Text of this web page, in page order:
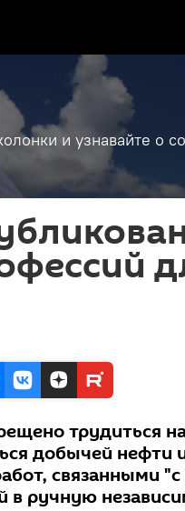
и узнавайте о
трудиться
добычей нефти
связанными
ручную